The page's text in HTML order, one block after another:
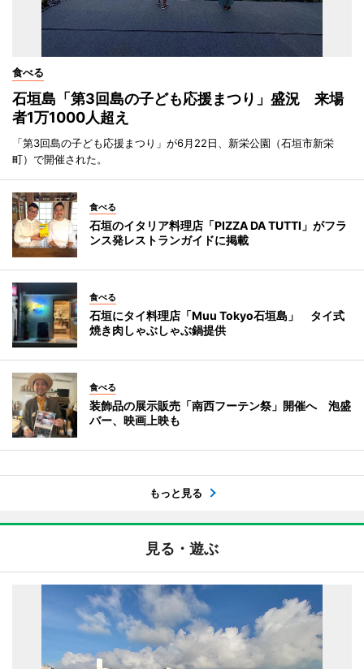
食べる
石垣島「第3回島の子ども応援まつり」盛況 来場
者1万1000人超え
「第3回島の子ども応援まつり」が6月22日、新栄公園（石垣市新栄
町）で開催された。
食べる
石垣のイタリア料理店「PIZZA DA TUTTI」がフラ
ンス発レストランガイドに掲載
食べる
石垣にタイ料理店「Muu Tokyo石垣島」 タイ式
焼き肉しゃぶしゃぶ鍋提供
食べる
装飾品の展示販売「南西フーテン祭」開催へ 泡盛
バー、映画上映も
もっと見る
見る・遊ぶ